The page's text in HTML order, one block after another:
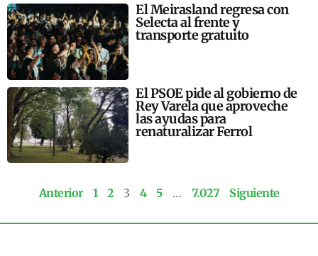
El Meirasland regresa con
Selecta al frente y
transporte gratuito
El PSOE pide al gobierno de
Rey Varela que aproveche
las ayudas para
renaturalizar Ferrol
Anterior 1 2 3 4 5 … 7.027 Siguiente